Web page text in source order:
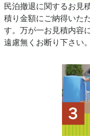
民泊撤退に関するお見
積り金額にご納得いた
す。万が一お見積内容
遠慮無くお断り下さい。